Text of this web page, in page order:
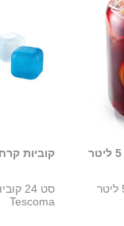
צנצנת החמצה הרמטית 5 ליטר
קוביות
סט
Tescoma